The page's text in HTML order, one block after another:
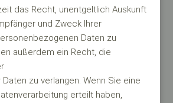
das Recht, unentgeltlich Auskunft
und Zweck Ihrer
Daten zu
außerdem ein Recht, die
zu verlangen. Wenn Sie eine
erteilt haben,